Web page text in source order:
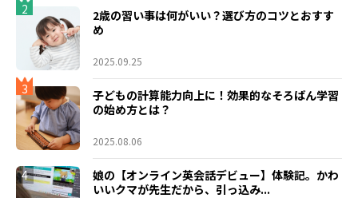
2
2歳の習い事は何がいい？選び方のコツとおすす
め
2025.09.25
3
子どもの計算能力向上に！効果的なそろばん学習
の始め方とは？
2025.08.06
4
娘の【オンライン英会話デビュー】体験記。かわ
いいクマが先生だから、引っ込み...